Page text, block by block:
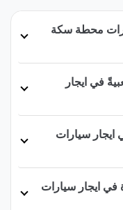
محطة سكة
في ايجار
سيارات
في ايجار سيارات